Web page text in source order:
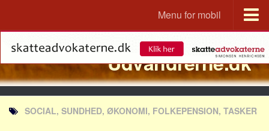
Menu for mobil
Portal
Udvandrerne.dk
Utvandrerne.no
Utvandrarna.se
Tyskland.dk
Udvandrerne.dk
SOCIAL, SUNDHED, ØKONOMI, FOLKEPENSION, TASKER